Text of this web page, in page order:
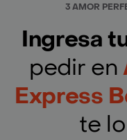
3 AMOR
Ingresa
pedir en
Express
te